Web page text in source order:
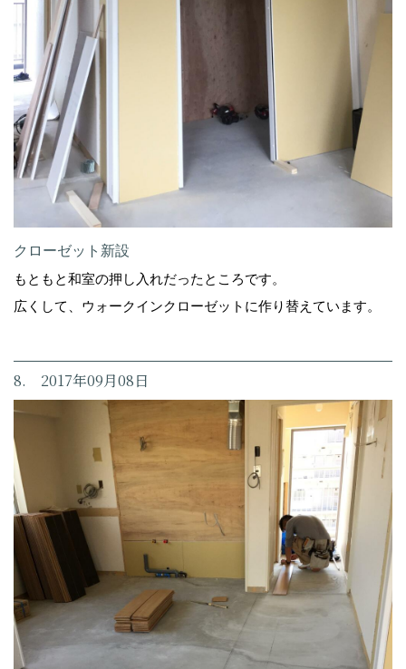
クローゼット新設
もともと和室の押し入れだったところです。
広くして、ウォークインクローゼットに作り替えています。
8. 2017年09月08日